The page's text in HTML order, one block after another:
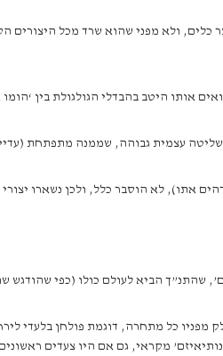
ולא מפני שהוא שרד מכל היצורים
אותו היטב בהבדלי הגולגולת בין ‘הומו
עצמית גבוהה, שממנה מתפתחת
אתו), לא הוסבר כלל, ולכן נשארו
שהתנ”ך הביא לעולם כולו (כפי שהודגש
כל מתחרה, דוגמת פולחן בלעדי
מקראי, גם אם היו צעדים